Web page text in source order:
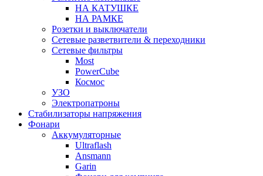
НА КАТУШКЕ
НА РАМКЕ
Розетки и выключатели
Сетевые разветвители & переходники
Сетевые фильтры
Most
PowerCube
Космос
УЗО
Электропатроны
Стабилизаторы напряжения
Фонари
Аккумуляторные
Ultraflash
Ansmann
Garin